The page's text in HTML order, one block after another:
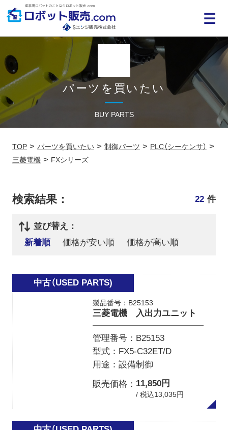
パーツを買いたい
BUY PARTS
TOP> パーツを買いたい> 制御パーツ > PLC（シーケンサ） >
三菱電機 > FXシリーズ
検索結果： 22 件
並び替え：
新着順
価格が安い順 価格が高い順
製品番号：B25153
三菱電機 入出力ユニット
管理番号
B25153
型式
FX5-C32ET/D
用途
設備制御
販売価格
11,850円
/ 税込13,035円